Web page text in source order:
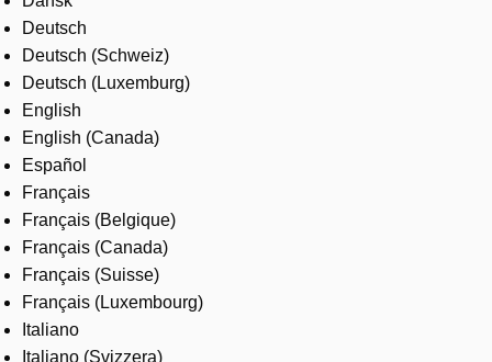
About us
Where to buy
Contact us
Careers
Deutsch
Deutsch (Schweiz)
Deutsch (Luxemburg)
English
English (Canada)
Español
Français
Français (Belgique)
Français (Canada)
Français (Suisse)
Français (Luxembourg)
Italiano
Italiano (Svizzera)